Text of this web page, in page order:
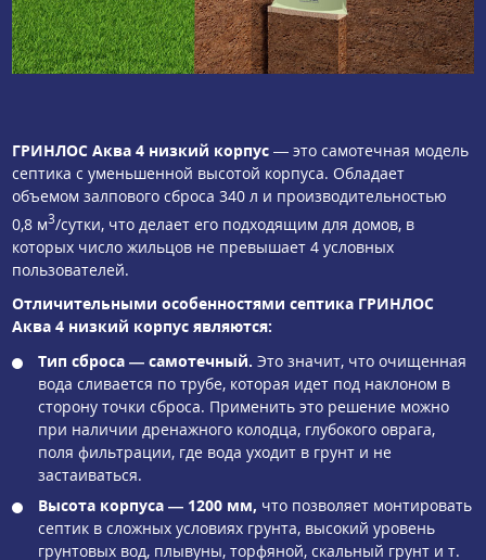
ГРИНЛОС Аква 4 низкий корпус — это самотечная модель
септика с уменьшенной высотой корпуса. Обладает
объемом залпового сброса 340 л и производительностью
0,8 м3/сутки, что делает его подходящим для домов, в
которых число жильцов не превышает 4 условных
пользователей.
Отличительными особенностями септика ГРИНЛОС
Аква 4 низкий корпус являются:
Тип сброса — самотечный. Это значит, что очищенная
вода сливается по трубе, которая идет под наклоном в
сторону точки сброса. Применить это решение можно
при наличии дренажного колодца, глубокого оврага,
поля фильтрации, где вода уходит в грунт и не
застаиваться.
Высота корпуса — 1200 мм, что позволяет монтировать
септик в сложных условиях грунта, высокий уровень
грунтовых вод, плывуны, торфяной, скальный грунт и т.